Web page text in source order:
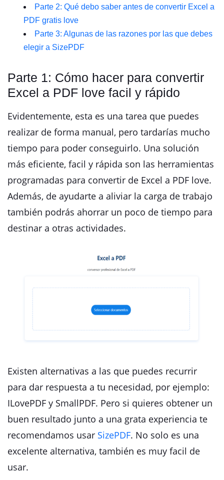
Parte 2: Qué debo saber antes de convertir Excel a
PDF gratis love
Parte 3: Algunas de las razones por las que debes
elegir a SizePDF
Parte 1: Cómo hacer para convertir
Excel a PDF love facil y rápido
Evidentemente, esta es una tarea que puedes
realizar de forma manual, pero tardarías mucho
tiempo para poder conseguirlo. Una solución
más eficiente, facil y rápida son las herramientas
programadas para convertir de Excel a PDF love.
Además, de ayudarte a aliviar la carga de trabajo
también podrás ahorrar un poco de tiempo para
destinar a otras actividades.
Existen alternativas a las que puedes recurrir
para dar respuesta a tu necesidad, por ejemplo:
ILovePDF y SmallPDF. Pero si quieres obtener un
buen resultado junto a una grata experiencia te
recomendamos usar SizePDF. No solo es una
excelente alternativa, también es muy facil de
usar.